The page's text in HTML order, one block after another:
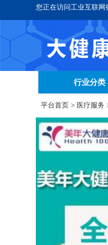
您正在访问工业互联
行业分类
平台首页 > 医疗服务